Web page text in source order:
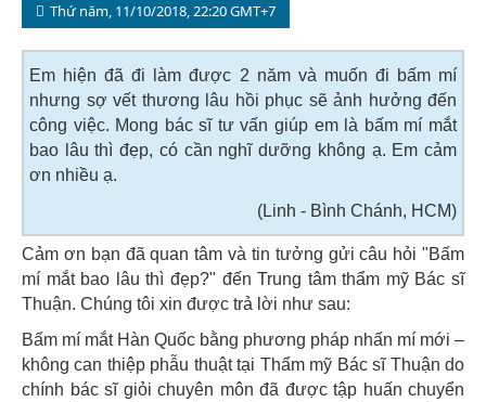
Thứ năm, 11/10/2018, 22:20 GMT+7
Em hiện đã đi làm được 2 năm và muốn đi bấm mí
nhưng sợ vết thương lâu hồi phục sẽ ảnh hưởng đến
công việc. Mong bác sĩ tư vấn giúp em là bấm mí mắt
bao lâu thì đẹp, có cần nghĩ dưỡng không ạ. Em cảm
ơn nhiều ạ.
(Linh - Bình Chánh, HCM)
Cảm ơn bạn đã quan tâm và tin tưởng gửi câu hỏi "Bấm
mí mắt bao lâu thì đẹp?" đến Trung tâm thẩm mỹ Bác sĩ
Thuận. Chúng tôi xin được trả lời như sau:
Bấm mí mắt Hàn Quốc bằng phương pháp nhấn mí mới –
không can thiệp phẫu thuật tại Thẩm mỹ Bác sĩ Thuận do
chính bác sĩ giỏi chuyên môn đã được tập huấn chuyển